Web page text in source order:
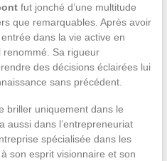
fut jonché d’une multitude
que remarquables. Après avoir
dans la vie active en
renommé. Sa rigueur
des décisions éclairées lui
sans précédent.
briller uniquement dans le
aussi dans l’entrepreneuriat
spécialisée dans les
son esprit visionnaire et son